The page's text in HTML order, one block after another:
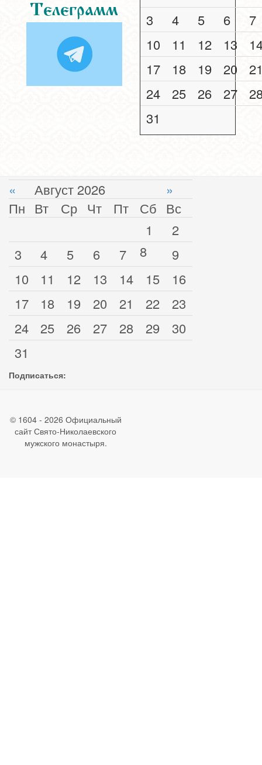
Телеграмм
3 4 5 6
7
10
11 12 13
17
18 19 20
24
25 26 27
31
« Август 2026
»
Пн Вт Ср Чт Пт Сб Вс
1
2
3
4 5 6 7 8
9
10
11 12 13 14 15
16
17
18 19 20 21 22
23
24
25 26 27 28 29
30
31
Подписаться:
© 1604 - 2026 Официальный
сайт Свято-Николаевского
мужского монастыря.